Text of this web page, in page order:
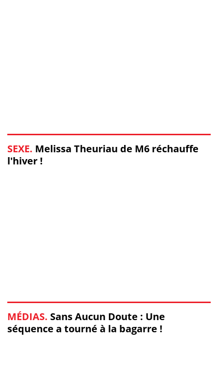
SEXE. Melissa Theuriau de M6 réchauffe
l'hiver !
MÉDIAS. Sans Aucun Doute : Une
séquence a tourné à la bagarre !